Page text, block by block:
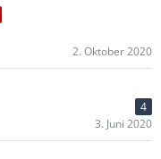
2. Oktober 2020
4
3. Juni 2020